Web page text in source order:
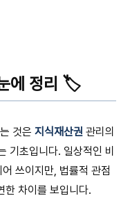
에 정리 🏷️
것은 지식재산권 관리의
기초입니다. 일상적인 비
쓰이지만, 법률적 관점
한 차이를 보입니다.